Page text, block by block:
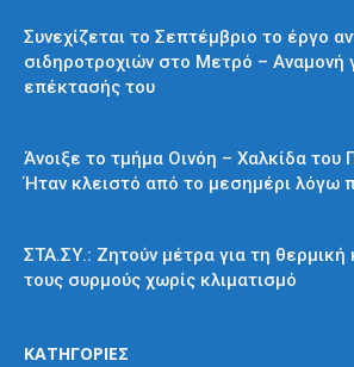
Συνεχίζεται το Σεπτέμβριο το έργο
σιδηροτροχιών στο Μετρό – Αναμονή
επέκτασής του
Άνοιξε το τμήμα Οινόη – Χαλκίδα του
Ήταν κλειστό από το μεσημέρι λόγω
ΣΤΑ.ΣΥ.: Ζητούν μέτρα για τη θερμική
τους συρμούς χωρίς κλιματισμό
ΚΑΤΗΓΟΡΙΕΣ